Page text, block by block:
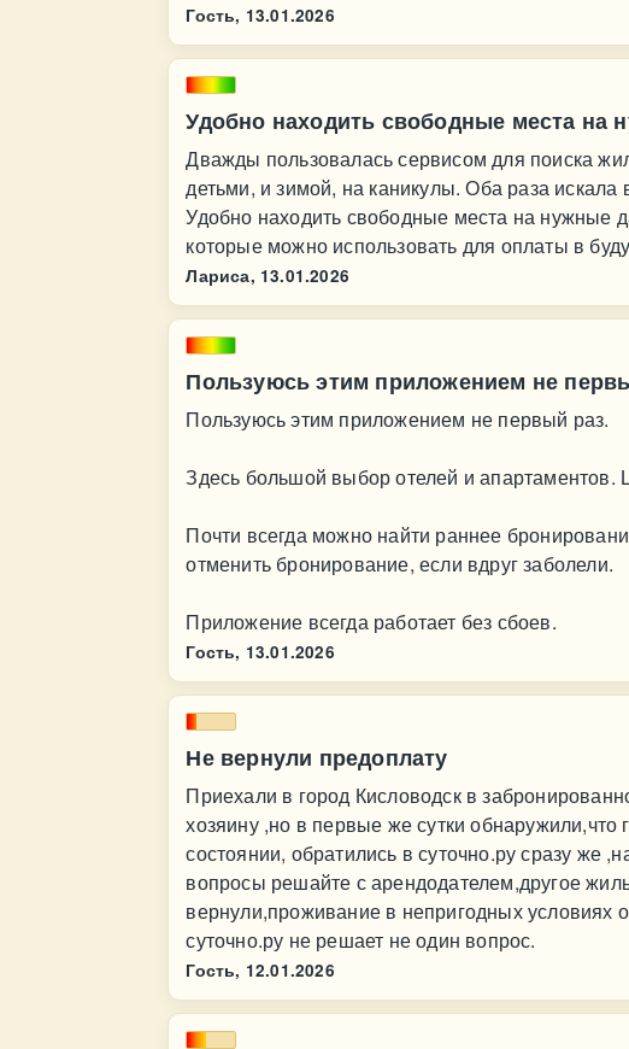
Гость, 13.01.2026
Удобно находить свободные места на
Дважды пользовалась сервисом для поиска
детьми, и зимой, на каникулы. Оба раза
Удобно находить свободные места на нужные
которые можно использовать для оплаты в
Лариса, 13.01.2026
Пользуюсь этим приложением не
Пользуюсь этим приложением не первый раз.
Здесь большой выбор отелей и апартаментов.
Почти всегда можно найти раннее
отменить бронирование, если вдруг заболели.
Приложение всегда работает без сбоев.
Гость, 13.01.2026
Не вернули предоплату
Приехали в город Кисловодск в
хозяину ,но в первые же сутки обнаружили,что
состоянии, обратились в суточно.ру сразу же
вопросы решайте с арендодателем,другое
вернули,проживание в непригодных условиях
суточно.ру не решает не один вопрос.
Гость, 12.01.2026